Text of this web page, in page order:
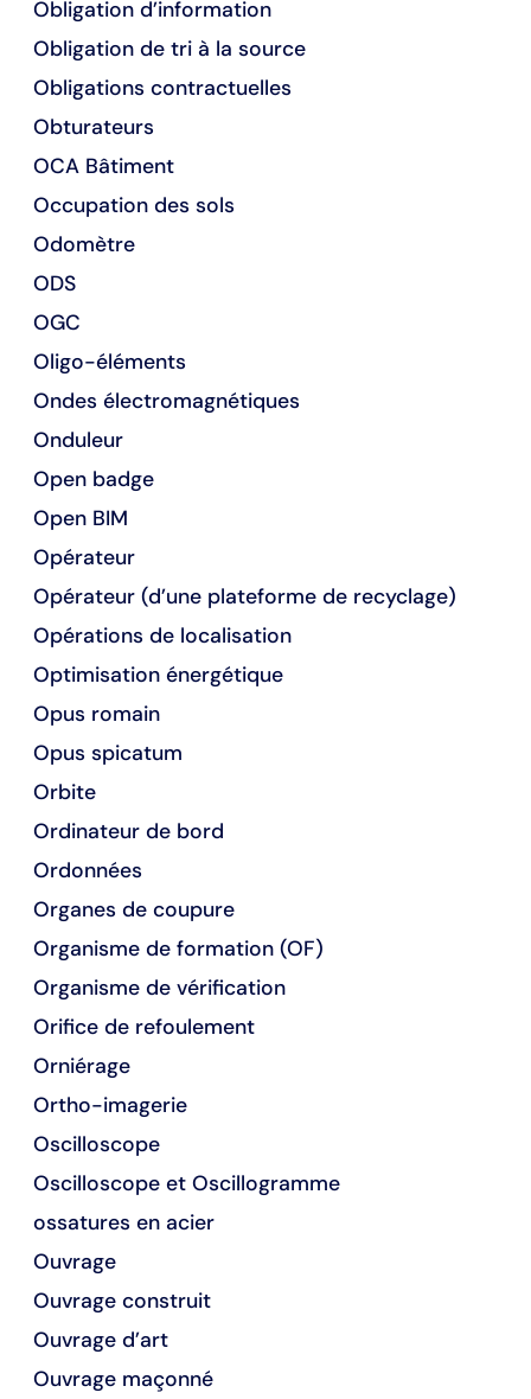
Obligation d’information
Obligation de tri à la source
Obligations contractuelles
Obturateurs
OCA Bâtiment
Occupation des sols
Odomètre
ODS
OGC
Oligo-éléments
Ondes électromagnétiques
Onduleur
Open badge
Open BIM
Opérateur
Opérateur (d’une plateforme de recyclage)
Opérations de localisation
Optimisation énergétique
Opus romain
Opus spicatum
Orbite
Ordinateur de bord
Ordonnées
Organes de coupure
Organisme de formation (OF)
Organisme de vérification
Orifice de refoulement
Orniérage
Ortho-imagerie
Oscilloscope
Oscilloscope et Oscillogramme
ossatures en acier
Ouvrage
Ouvrage construit
Ouvrage d’art
Ouvrage maçonné